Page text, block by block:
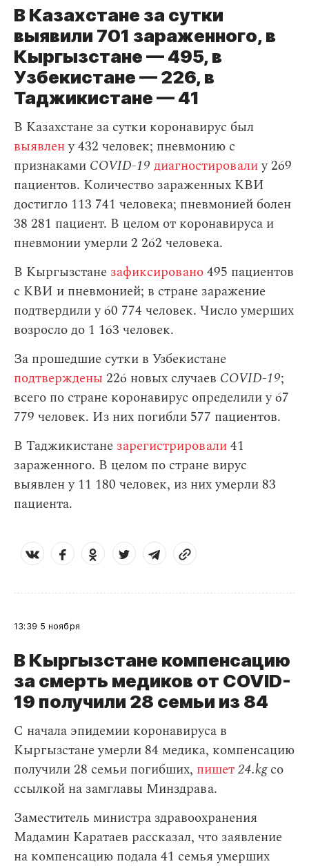
В Казахстане за сутки
выявили 701 зараженного, в
Кыргызстане — 495, в
Узбекистане — 226, в
Таджикистане— 41
В Казахстане за сутки коронавирус был
выявлену 432 человек; пневмонию с
признаками COVID-19 диагностировалиу 269
пациентов. Количество зараженных КВИ
достигло 113 741 человека; пневмонией болен
38 281 пациент. В целом от коронавируса и
пневмонии умерли 2 262 человека.
В Кыргызстане зафиксировано495 пациентов
с КВИ и пневмонией; в стране заражение
подтвердили у 60 774 человек. Число умерших
возросло до 1 163 человек.
За прошедшие сутки в Узбекистане
подтверждены 226 новых случаев COVID-19;
всего по стране коронавирус определили у 67
779 человек. Из них погибли 577 пациентов.
В Таджикистане зарегистрировали41
зараженного. В целом по стране вирус
выявлен у 11 180 человек, из них умерли 83
пациента.
13:39 5 ноября
В Кыргызстане компенсацию
за смерть медиков от COVID-
19 получили 28 семьи из 84
С начала эпидемии коронавируса в
Кыргызстане умерли 84 медика, компенсацию
получили 28 семьи погибших, пишет24.kgсо
ссылкой на замглавы Минздрава.
Заместитель министра здравоохранения
Мадамин Каратаев рассказал, что заявление
на компенсацию подала 41 семья умерших